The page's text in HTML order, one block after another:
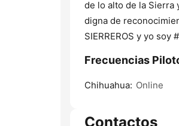
de lo alto de la Sierra
digna de
SIERREROS y yo
Frecuencias
Chihuahua: Online
Contactos